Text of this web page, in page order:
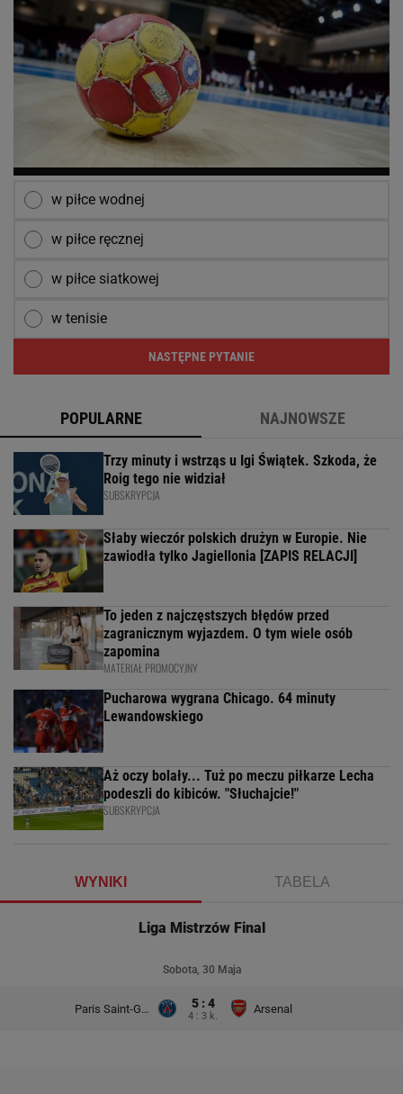
w piłce wodnej
w piłce ręcznej
w piłce siatkowej
w tenisie
NASTĘPNE PYTANIE
POPULARNE NAJNOWSZE
Trzy minuty i wstrząs u Igi Świątek. Szkoda, że
Roig tego nie widział
SUBSKRYPCJA
Słaby wieczór polskich drużyn w Europie. Nie
zawiodła tylko Jagiellonia [ZAPIS RELACJI]
To jeden z najczęstszych błędów przed
zagranicznym wyjazdem. O tym wiele osób
zapomina
MATERIAŁ PROMOCYJNY
Pucharowa wygrana Chicago. 64 minuty
Lewandowskiego
Aż oczy bolały... Tuż po meczu piłkarze Lecha
podeszli do kibiców. "Słuchajcie!"
SUBSKRYPCJA
WYNIKI TABELA
Liga Mistrzów Final
Sobota, 30 Maja
Paris Saint-Germain 5 : 4
4 : 3 k.
Arsenal